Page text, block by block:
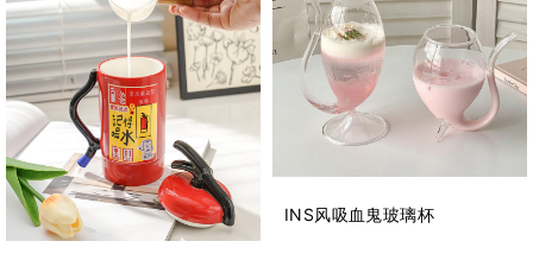
INS风吸血鬼玻璃杯